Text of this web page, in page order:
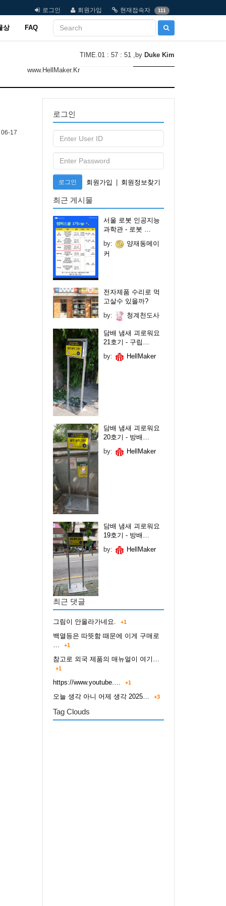
로그인 회원가입 현재접속자 111
상 FAQ
TIME.01 : 57 : 51 ,by Duke Kim
www.HellMaker.Kr
17
로그인
로그인 회원가입 회원정보찾기
최근 게시물
서울 로봇 인공지능
과학관 - 로봇 …
by:
양재동메이
커
전자제품 수리로 먹
고살수 있을까?
by:
청계천도사
담배 냄새 괴로워요
21호기 - 구립…
by:
HellMaker
담배 냄새 괴로워요
20호기 - 방배…
by:
HellMaker
담배 냄새 괴로워요
19호기 - 방배…
by:
HellMaker
최근 댓글
그림이 안올라가네요. +1
백열등은 따뜻함 때문에 이게 구매로
…
+1
참고로 외국 제품의 매뉴얼이 여기…
+1
https://www.youtube.… +1
오늘 생각 아니 어제 생각 2025… +3
Tag Clouds